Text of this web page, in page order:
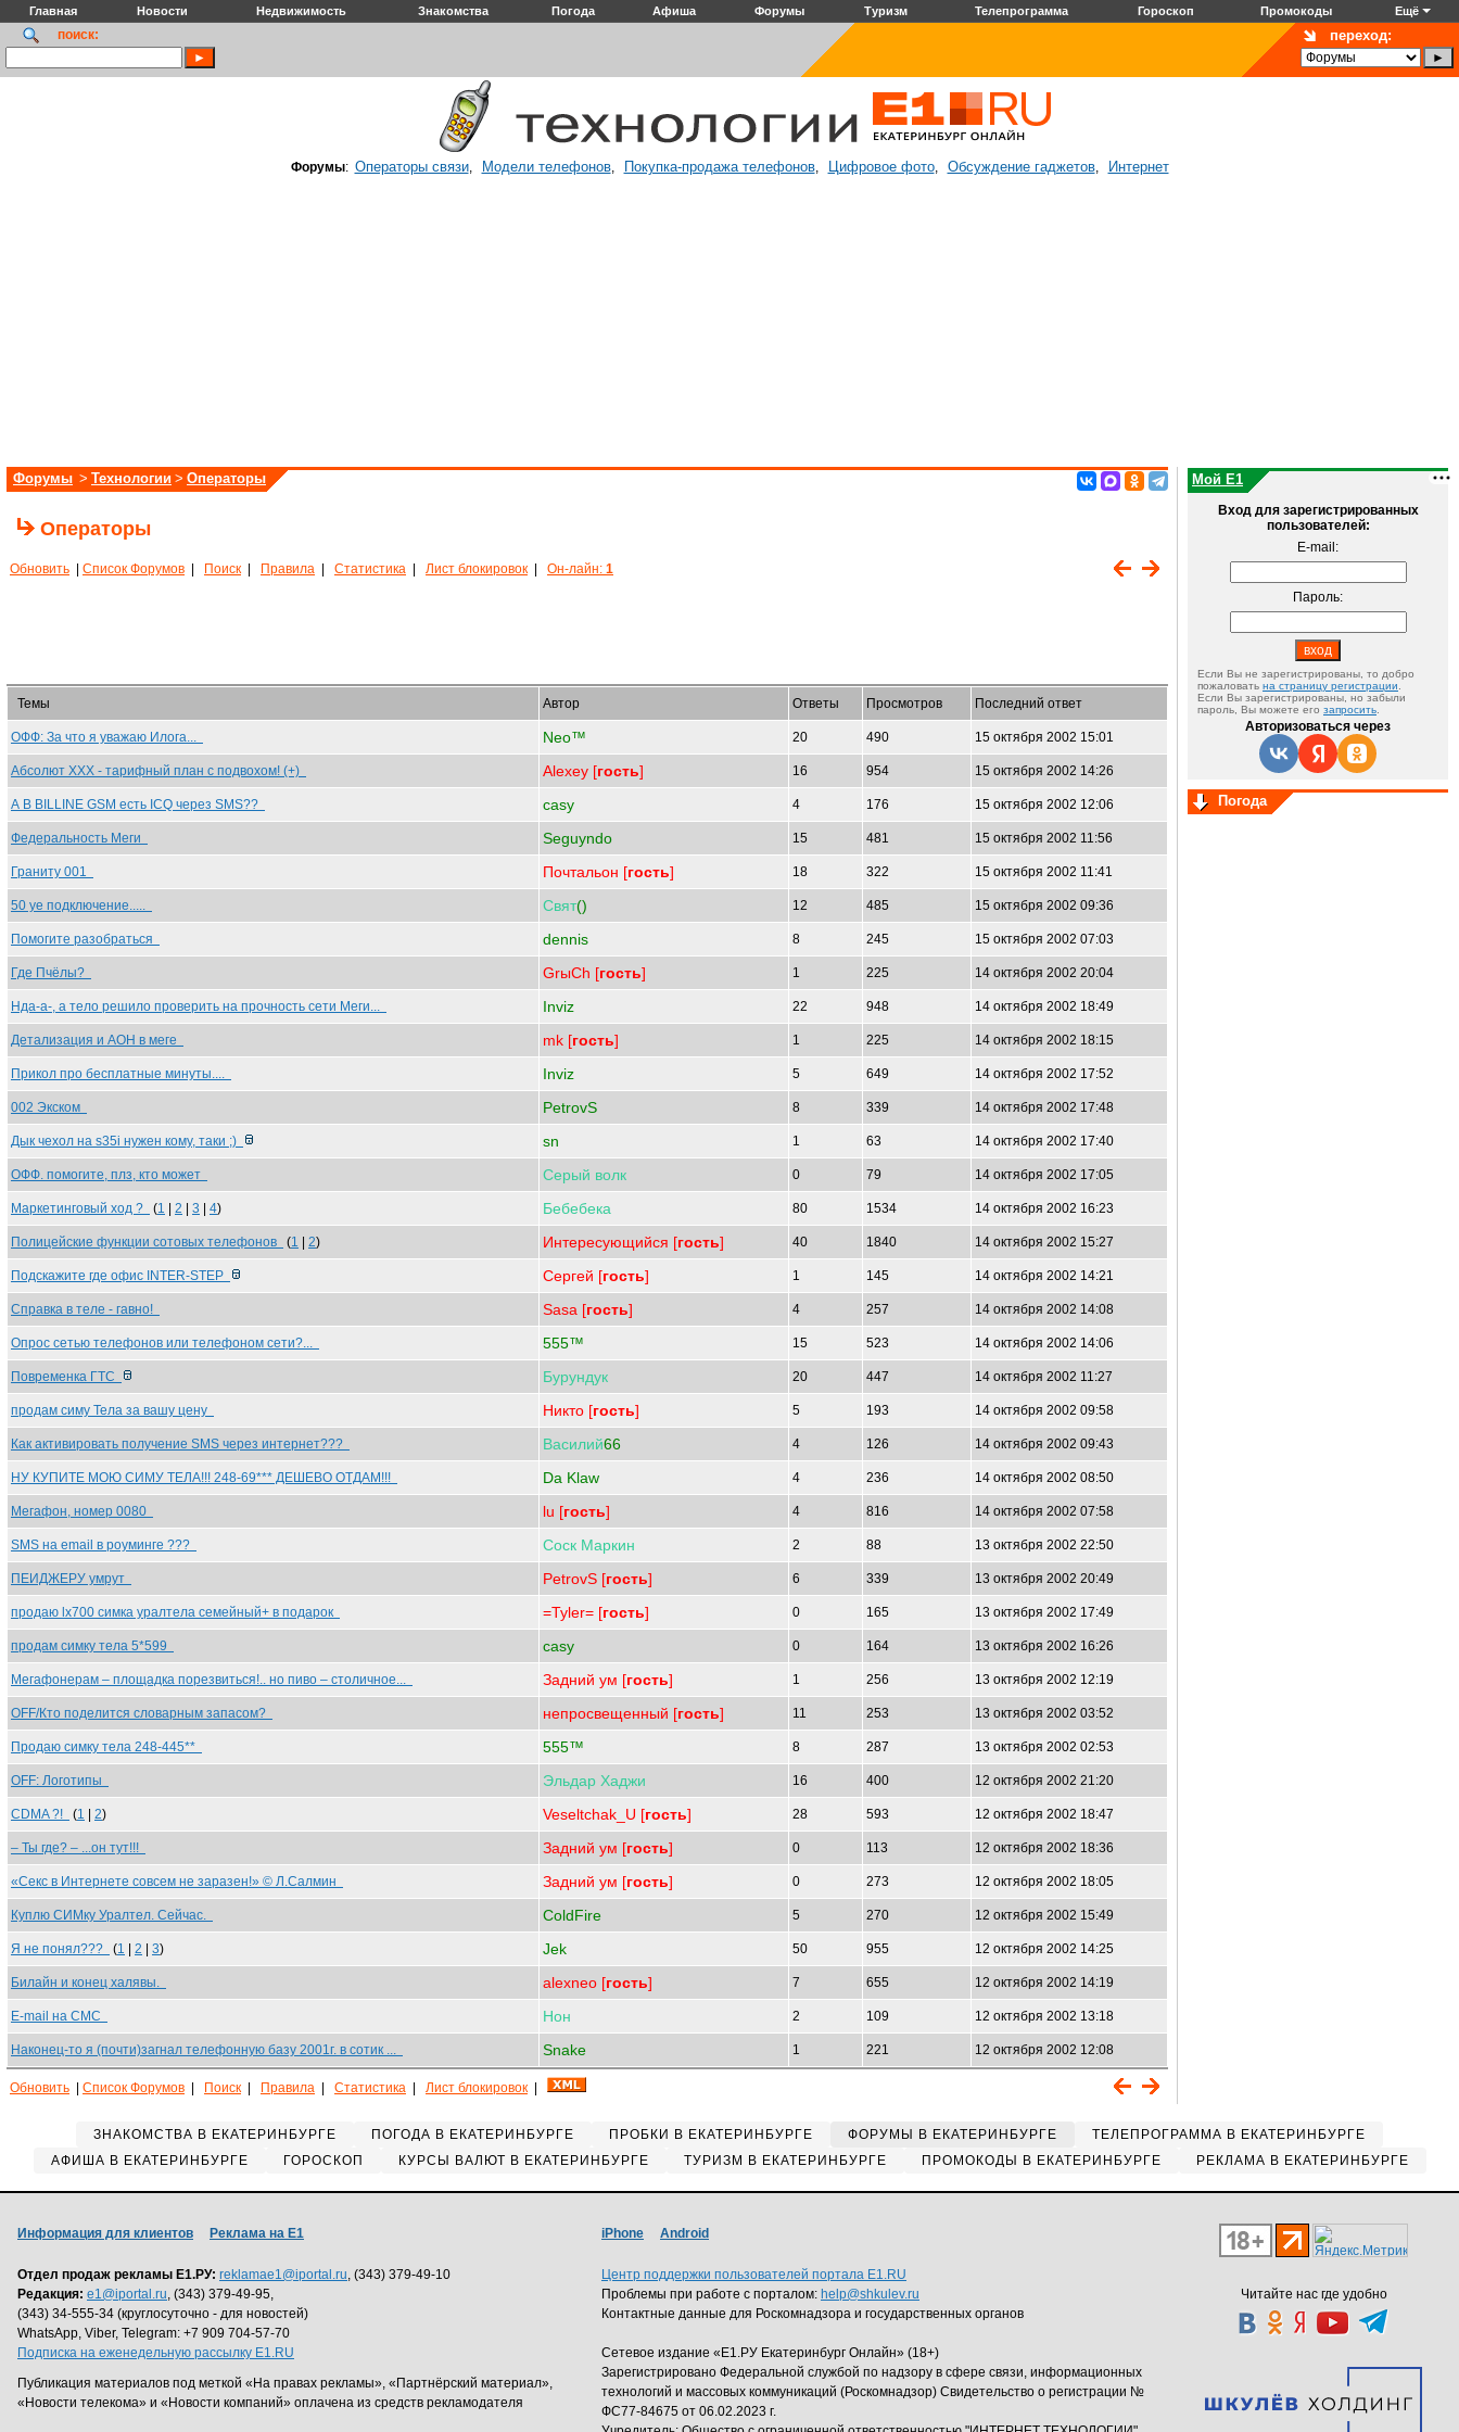
Главная Новости Недвижимость Знакомства Погода Афиша Форумы Туризм Телепрограмма Гороскоп Промокоды Ещё
поиск: переход:
Форумы: Операторы связи, Модели телефонов, Покупка-продажа телефонов, Цифровое фото, Обсуждение гаджетов, Интернет
Форумы > Технологии > Операторы
Операторы
Обновить Список Форумов Поиск Правила Статистика Лист блокировок Он-лайн: 1
Темы Автор Ответы Просмотров Последний ответ
ОФФ: За что я уважаю Илога... Neo™ 20 490 15 октября 2002 15:01
Абсолют ХХХ - тарифный план с подвохом! (+) Alexey [гость] 16 954 15 октября 2002 14:26
А В BILLINE GSM есть ICQ через SMS?? casy 4 176 15 октября 2002 12:06
Федеральность Меги Seguyndo 15 481 15 октября 2002 11:56
Граниту 001 Почтальон [гость] 18 322 15 октября 2002 11:41
50 уе подключение..... Свят() 12 485 15 октября 2002 09:36
Помогите разобраться dennis 8 245 15 октября 2002 07:03
Где Пчёлы? GrыCh [гость] 1 225 14 октября 2002 20:04
Нда-а-, а тело решило проверить на прочность сети Меги... Inviz 22 948 14 октября 2002 18:49
Детализация и АОН в меге mk [гость] 1 225 14 октября 2002 18:15
Прикол про бесплатные минуты.... Inviz 5 649 14 октября 2002 17:52
002 Экском PetrovS 8 339 14 октября 2002 17:48
Дык чехол на s35i нужен кому, таки ;) sn 1 63 14 октября 2002 17:40
ОФФ. помогите, плз, кто может Серый волк 0 79 14 октября 2002 17:05
Маркетинговый ход ? (1 2 3 4) Бебебека 80 1534 14 октября 2002 16:23
Полицейские функции сотовых телефонов (1 2) Интересующийся [гость] 40 1840 14 октября 2002 15:27
Подскажите где офис INTER-STEP Сергей [гость] 1 145 14 октября 2002 14:21
Справка в теле - гавно! Sasa [гость] 4 257 14 октября 2002 14:08
Опрос сетью телефонов или телефоном сети?... 555™ 15 523 14 октября 2002 14:06
Повременка ГТС Бурундук 20 447 14 октября 2002 11:27
продам симу Тела за вашу цену Никто [гость] 5 193 14 октября 2002 09:58
Как активировать получение SMS через интернет??? Василий66 4 126 14 октября 2002 09:43
НУ КУПИТЕ МОЮ СИМУ ТЕЛА!!! 248-69*** ДЕШЕВО ОТДАМ!!! Da Klaw 4 236 14 октября 2002 08:50
Мегафон, номер 0080 lu [гость] 4 816 14 октября 2002 07:58
SMS на email в роуминге ??? Соск Маркин 2 88 13 октября 2002 22:50
ПЕИДЖЕРУ умрут PetrovS [гость] 6 339 13 октября 2002 20:49
продаю lx700 симка уралтела семейный+ в подарок =Tyler= [гость] 0 165 13 октября 2002 17:49
продам симку тела 5*599 casy 0 164 13 октября 2002 16:26
Мегафонерам – площадка порезвиться!.. но пиво – столичное... Задний ум [гость] 1 256 13 октября 2002 12:19
OFF/Кто поделится словарным запасом? непросвещенный [гость] 11 253 13 октября 2002 03:52
Продаю симку тела 248-445** 555™ 8 287 13 октября 2002 02:53
OFF: Логотипы Эльдар Хаджи 16 400 12 октября 2002 21:20
CDMA ?! (1 2) Veseltchak_U [гость] 28 593 12 октября 2002 18:47
– Ты где? – ...он тут!!! Задний ум [гость] 0 113 12 октября 2002 18:36
«Секс в Интернете совсем не заразен!» © Л.Салмин Задний ум [гость] 0 273 12 октября 2002 18:05
Куплю СИМку Уралтел. Сейчас. ColdFire 5 270 12 октября 2002 15:49
Я не понял??? (1 2 3) Jek 50 955 12 октября 2002 14:25
Билайн и конец халявы. alexneo [гость] 7 655 12 октября 2002 14:19
E-mail на СМС Нон 2 109 12 октября 2002 13:18
Наконец-то я (почти)загнал телефонную базу 2001г. в сотик ... Snake 1 221 12 октября 2002 12:08
Обновить Список Форумов Поиск Правила Статистика Лист блокировок
Мой E1
Вход для зарегистрированных
пользователей:
E-mail:
Пароль:
Если Вы не зарегистрированы, то добро
пожаловать на страницу регистрации
Если Вы зарегистрированы, но забыли
пароль, Вы можете его запросить
Авторизоваться через
Погода
ЗНАКОМСТВА В ЕКАТЕРИНБУРГЕ ПОГОДА В ЕКАТЕРИНБУРГЕ ПРОБКИ В ЕКАТЕРИНБУРГЕ ФОРУМЫ В ЕКАТЕРИНБУРГЕ
ТЕЛЕПРОГРАММА В ЕКАТЕРИНБУРГЕ
АФИША В ЕКАТЕРИНБУРГЕ
ГОРОСКОП КУРСЫ ВАЛЮТ В ЕКАТЕРИНБУРГЕ ТУРИЗМ В ЕКАТЕРИНБУРГЕ ПРОМОКОДЫ В ЕКАТЕРИНБУРГЕ РЕКЛАМА В ЕКАТЕРИНБУРГЕ
Читайте нас где удобно
Информация для клиентов Реклама на Е1
Отдел продаж рекламы Е1.РУ: reklamae1@iportal.ru, (343) 379-49-10
Редакция: e1@iportal.ru, (343) 379-49-95,
(343) 34-555-34 (круглосуточно - для новостей)
WhatsApp, Viber, Telegram: +7 909 704-57-70
Подписка на еженедельную рассылку E1.RU
Публикация материалов под меткой «На правах рекламы», «Партнёрский материал»,
«Новости телекома» и «Новости компаний» оплачена из средств рекламодателя
iPhone Android
Центр поддержки пользователей портала E1.RU
Проблемы при работе с порталом: help@shkulev.ru
Контактные данные для Роскомнадзора и государственных органов
Сетевое издание «Е1.РУ Екатеринбург Онлайн» (18+)
Зарегистрировано Федеральной службой по надзору в сфере связи, информационных
технологий и массовых коммуникаций (Роскомнадзор) Свидетельство о регистрации №
ФС77-84675 от 06.02.2023 г.